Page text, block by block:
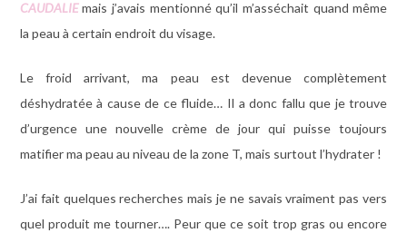
CAUDALIEmais j’avais mentionné qu’il m’asséchait quand même
la peau à certain endroit du visage.
Le froid arrivant, ma peau est devenue complètement
déshydratée à cause de ce fluide… Il a donc fallu que je trouve
d’urgence une nouvelle crème de jour qui puisse toujours
matifier ma peau au niveau de la zone T, mais surtout l’hydrater !
J’ai fait quelques recherches mais je ne savais vraiment pas vers
quel produit me tourner…. Peur que ce soit trop gras ou encore